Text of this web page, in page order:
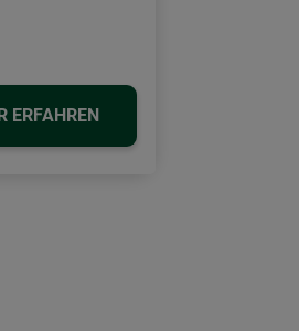
ERFAHREN